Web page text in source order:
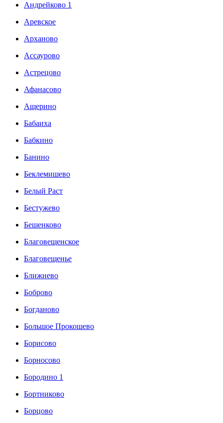
Андрейково 1
Аревское
Арханово
Ассаурово
Астрецово
Афанасово
Ащерино
Бабаиха
Бабкино
Банино
Беклемишево
Белый Раст
Бестужево
Бешенково
Благовещенское
Благовещенье
Ближнево
Боброво
Богданово
Большое Прокошево
Борисово
Борносово
Бородино 1
Бортниково
Борцово